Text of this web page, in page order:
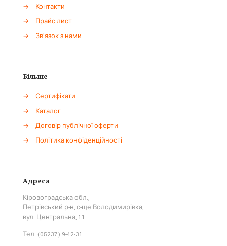
→
Контакти
→
Прайс лист
→
Зв'язок з нами
Більше
→
Сертифікати
→
Каталог
→
Договір публічної оферти
→
Політика конфіденційності
Адреса
Кіровоградська обл.,
Петрівський р-н, с-ще Володимирівка,
вул. Центральна, 11
Тел. (05237) 9-42-31